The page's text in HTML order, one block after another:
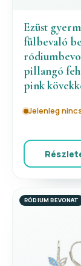
Ezüst
fülbevaló
pillangó
pink
Jelenleg
RÓDIUM BEVONAT